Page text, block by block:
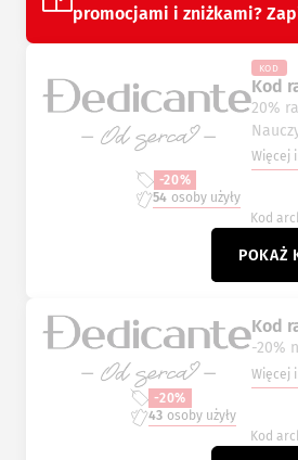
promocjami i zniżkami?
KOD
Kod
20%
Więcej
-20%
54 osoby użyły
Kod
POKAŻ
Kod
-20%
Więcej
-20%
43 osoby użyły
Kod